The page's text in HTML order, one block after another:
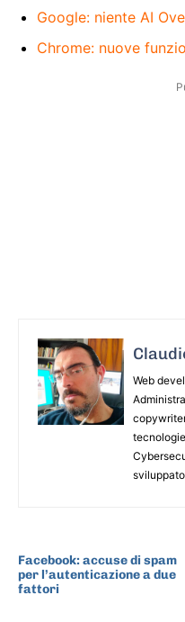
Google: niente AI
Chrome: nuove
Web
Facebook: accuse di spam
per l’autenticazione a due
fattori